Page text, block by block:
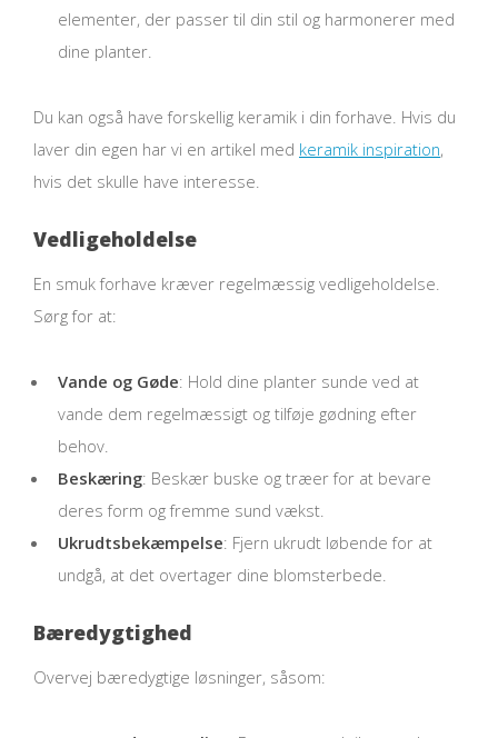
elementer, der passer til din stil og harmonerer med
dine planter.
Du kan også have forskellig keramik i din forhave. Hvis du
laver din egen har vi en artikel med keramik inspiration,
hvis det skulle have interesse.
Vedligeholdelse
En smuk forhave kræver regelmæssig vedligeholdelse.
Sørg for at:
Vande og Gøde: Hold dine planter sunde ved at
vande dem regelmæssigt og tilføje gødning efter
behov.
Beskæring: Beskær buske og træer for at bevare
deres form og fremme sund vækst.
Ukrudtsbekæmpelse: Fjern ukrudt løbende for at
undgå, at det overtager dine blomsterbede.
Bæredygtighed
Overvej bæredygtige løsninger, såsom: